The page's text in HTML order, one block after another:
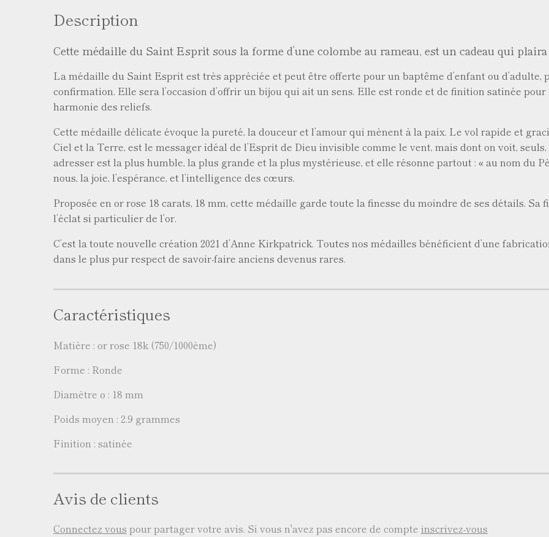
Description
Cette médaille du Saint Esprit sous la forme d’une colombe au rameau, est un cadeau qui
La médaille du Saint Esprit est très appréciée et peut être offerte pour un baptême d’enfant ou
confirmation. Elle sera l’occasion d’offrir un bijou qui ait un sens. Elle est ronde et de finition satinée
harmonie des reliefs.
Cette médaille délicate évoque la pureté, la douceur et l’amour qui mènent à la paix. Le vol rapide et
Ciel et la Terre, est le messager idéal de l’Esprit de Dieu invisible comme le vent, mais dont on voit,
adresser est la plus humble, la plus grande et la plus mystérieuse, et elle résonne partout : « au nom du
nous, la joie, l’espérance, et l’intelligence des cœurs.
Proposée en or rose 18 carats, 18 mm, cette médaille garde toute la finesse du moindre de ses détails.
l’éclat si particulier de l’or.
C’est la toute nouvelle création 2021 d’Anne Kirkpatrick. Toutes nos médailles bénéficient d’une
dans le plus pur respect de savoir-faire anciens devenus rares.
Caractéristiques
Matière : or rose 18k (750/1000ème)
Forme : Ronde
Diamètre ø : 18 mm
Poids moyen : 2.9 grammes
Finition : satinée
Avis de clients
Connectez vous pour partager votre avis. Si vous n'avez pas encore de compte inscrivez-vous